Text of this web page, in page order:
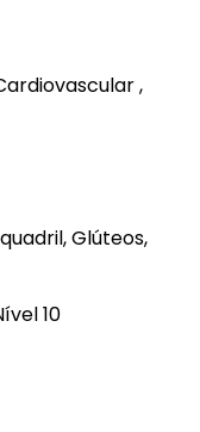
,
Glúteos,
10